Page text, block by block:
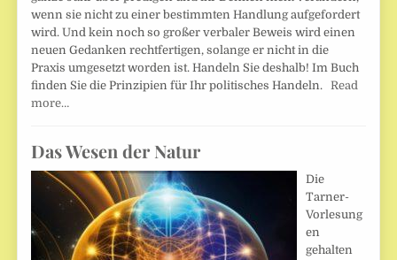
wenn sie nicht zu einer bestimmten Handlung aufgefordert
wird. Und kein noch so großer verbaler Beweis wird einen
neuen Gedanken rechtfertigen, solange er nicht in die
Praxis umgesetzt worden ist. Handeln Sie deshalb! Im Buch
finden Sie die Prinzipien für Ihr politisches Handeln. Read
more…
Das Wesen der Natur
Die
Tarner-
Vorlesung
en
gehalten